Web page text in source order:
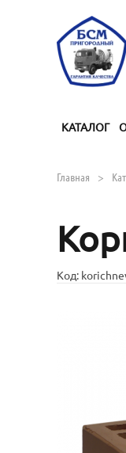
Skip to main
КАТАЛОГ
Главная
Код: